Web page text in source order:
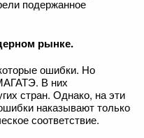
подержанное
рынке.
ошибки. Но
В них
стран. Однако, на эти
наказывают только
соответствие.